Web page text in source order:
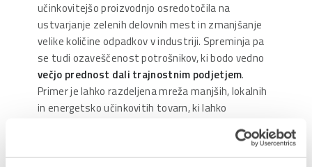
učinkovitejšo proizvodnjo osredotočila na
ustvarjanje zelenih delovnih mest in zmanjšanje
velike količine odpadkov v industriji. Spreminja pa
se tudi ozaveščenost potrošnikov, ki bodo vedno
večjo prednost dali trajnostnim podjetjem.
Primer je lahko razdeljena mreža manjših, lokalnih
in energetsko učinkovitih tovarn, ki lahko
zmanjšajo porabo energije tako, da skrajšajo
transportne poti do kupcev, se ne zanašajo na
človeški faktor, zmanjšajo odpadke in zmanjšajo